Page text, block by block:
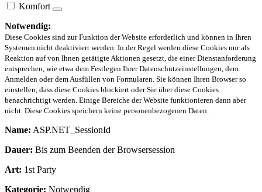
Komfort
Notwendig:
Diese Cookies sind zur Funktion der Website erforderlich und können in Ihren
Systemen nicht deaktiviert werden. In der Regel werden diese Cookies nur als
Reaktion auf von Ihnen getätigte Aktionen gesetzt, die einer Dienstanforderung
entsprechen, wie etwa dem Festlegen Ihrer Datenschutzeinstellungen, dem
Anmelden oder dem Ausfüllen von Formularen. Sie können Ihren Browser so
einstellen, dass diese Cookies blockiert oder Sie über diese Cookies
benachrichtigt werden. Einige Bereiche der Website funktionieren dann aber
nicht. Diese Cookies speichern keine personenbezogenen Daten.
Name: ASP.NET_SessionId
Dauer: Bis zum Beenden der Browsersession
Art: 1st Party
Kategorie: Notwendig